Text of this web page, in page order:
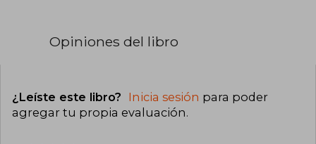
Opiniones del libro
¿Leíste este libro? Inicia sesión para poder
agregar tu propia evaluación.